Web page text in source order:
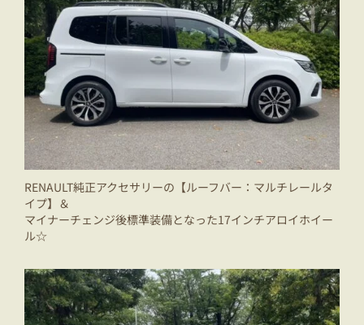
RENAULT純正アクセサリーの【ルーフバー：マルチレールタ
イプ】＆
マイナーチェンジ後標準装備となった17インチアロイホイー
ル☆